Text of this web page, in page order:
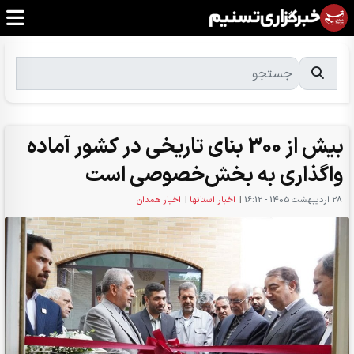
بیش از 300 بنای تاریخی در کشور آماده
واگذاری به بخش‌خصوصی است
28 ارديبهشت 1405 - 16:12 | اخبار استانها | اخبار همدان